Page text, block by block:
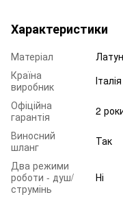
Характеристики
Матеріал
Країна
виробник
Італія
Офіційна
гарантія
2
Виносний
шланг
Так
Два режими
роботи - душ/
струмінь
Ні